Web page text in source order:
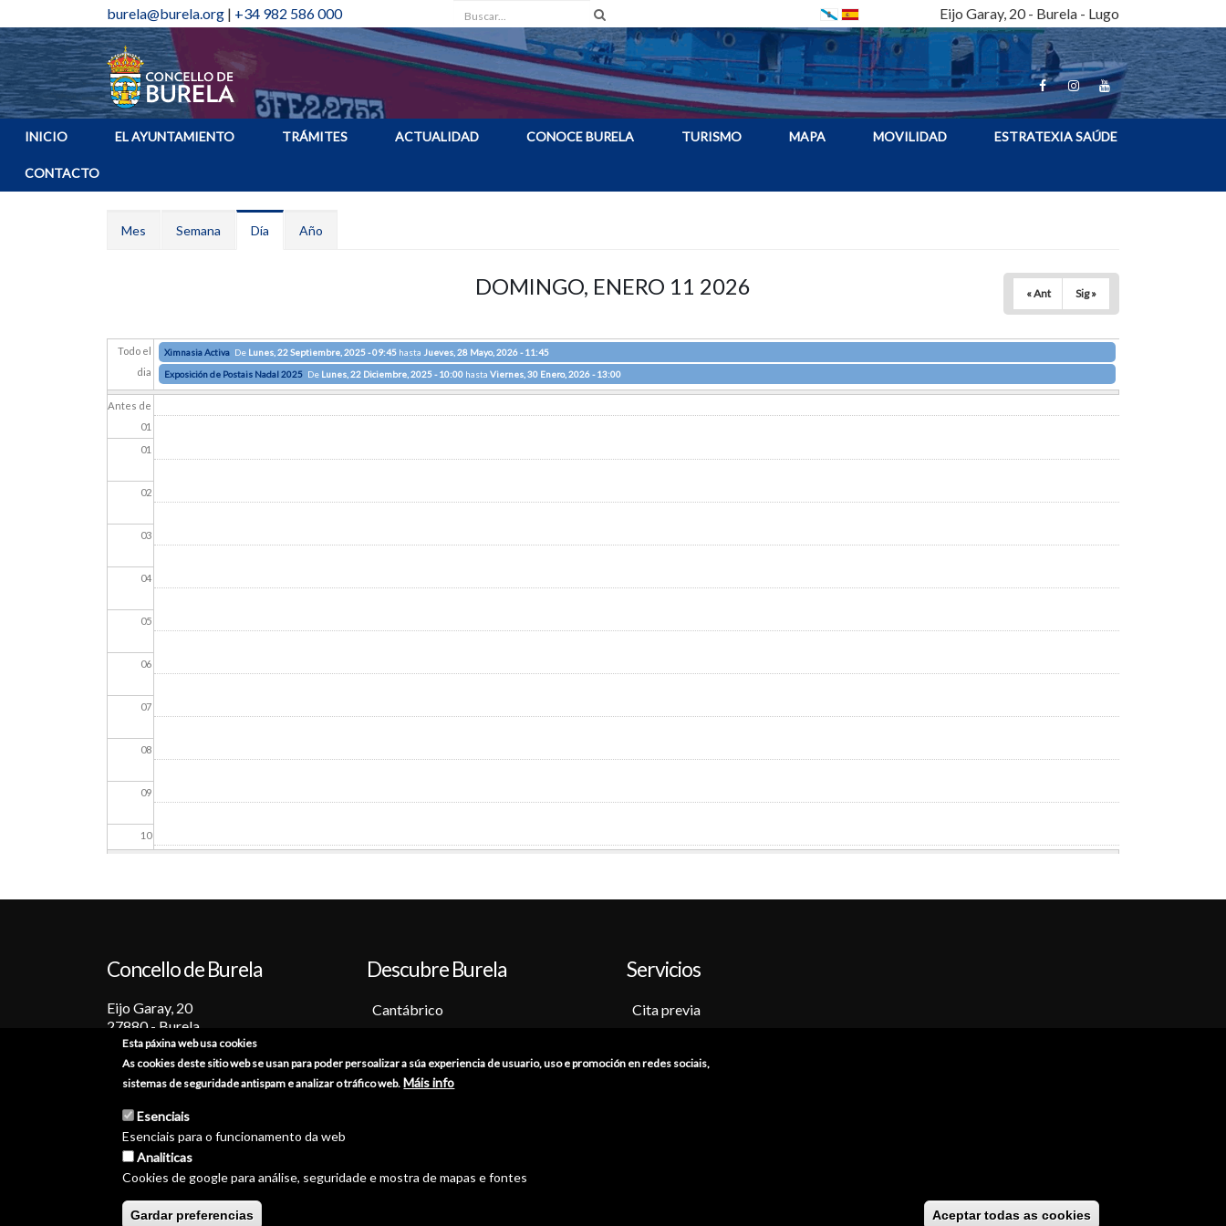
burela@burela.org | +34 982 586 000 Buscar Eijo Garay, 20 - Burela - Lugo
INICIO EL AYUNTAMIENTO TRÁMITES ACTUALIDAD CONOCE BURELA TURISMO MAPA MOVILIDAD ESTRATEXIA SAÚDE
CONTACTO
Solapas principales
Mes Semana Día (solapaAño
DOMINGO, ENERO 11 2026 « Ant Sig »
Todo el
dia
Ximnasia Activa De Lunes, 22 Septiembre, 2025 - 09:45hasta Jueves, 28 Mayo, 2026 - 11:45
Exposición de Postais Nadal 2025 De Lunes, 22 Diciembre, 2025 - 10:00hasta Viernes, 30 Enero, 2026 - 13:00
Antes de
01
01
02
03
04
05
06
07
08
09
10
14
15
17
18
19
Concello de Burela
Eijo Garay, 20
27880 - Burela
Lugo (España)
+34 982 586 000
burela@burela.org
Descubre Burela
Cantábrico
Tradición
Fiestas
Servicios
Cita previa
Catálogo de trámites
© Concello de Burela 2026 // GaliciaDigital
Esta páxina web usa cookies
As cookies deste sitio web se usan para poder persoalizar a súa experiencia de usuario, uso e promoción en redes sociais,
sistemas de seguridade antispam e analizar o tráfico web. Máis info
Esenciais
Esenciais para o funcionamento da web
Analiticas
Cookies de google para análise, seguridade e mostra de mapas e fontes
Gardar preferencias Aceptar todas as cookies